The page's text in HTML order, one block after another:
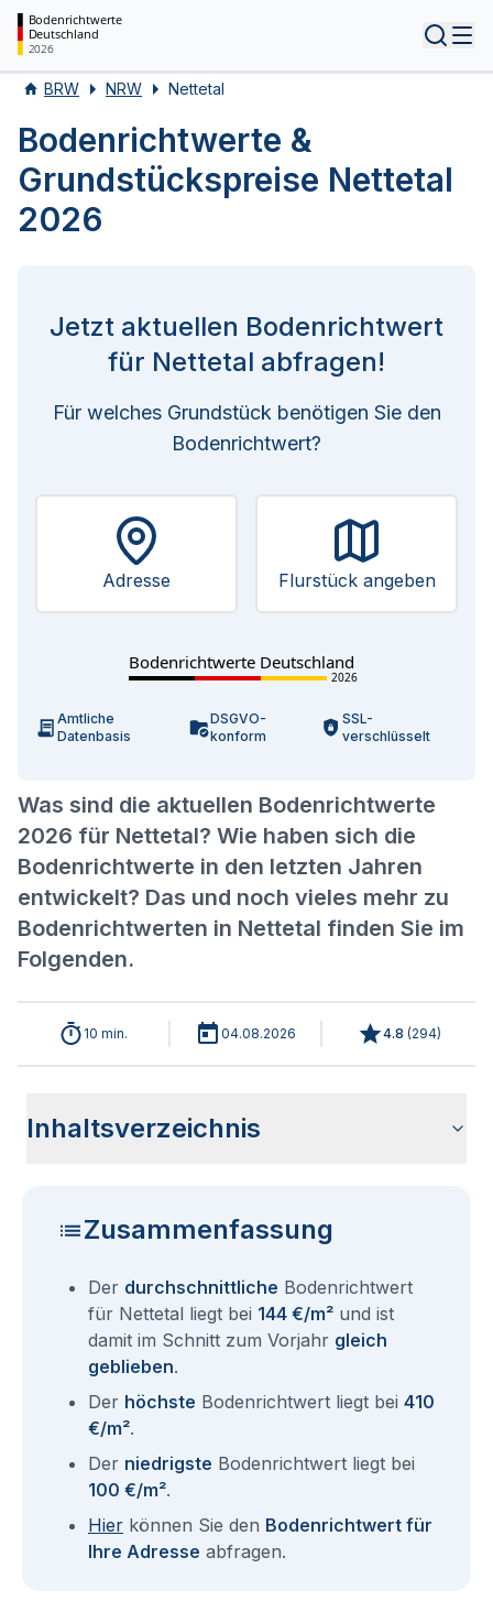
Bodenrichtwerte
Deutschland
2026
BRW NRW Nettetal
Bodenrichtwerte &
Grundstückspreise Nettetal
2026
Was sind die aktuellen Bodenrichtwerte
2026 für Nettetal? Wie haben sich die
Bodenrichtwerte in den letzten Jahren
entwickelt? Das und noch vieles mehr zu
Bodenrichtwerten in Nettetal finden Sie im
Folgenden.
Jetzt aktuellen Bodenrichtwert
für Nettetal abfragen!
Für welches Grundstück benötigen Sie den
Bodenrichtwert?
Adresse Flurstück angeben
Bodenrichtwerte Deutschland
2026
Amtliche
Datenbasis
DSGVO-
konform
SSL-
verschlüsselt
10 min. 04.08.2026 4.8 (294)
Inhaltsverzeichnis
Zusammenfassung
Der durchschnittliche Bodenrichtwert
für Nettetal liegt bei 144 €/m² und ist
damit im Schnitt zum Vorjahr gleich
geblieben.
Der höchste Bodenrichtwert liegt bei 410
€/m².
Der niedrigste Bodenrichtwert liegt bei
100 €/m².
Hier können Sie den Bodenrichtwert für
Ihre Adresse abfragen.